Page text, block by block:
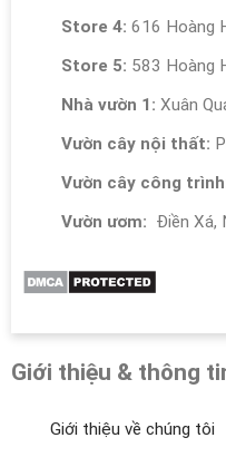
Store 4: 616 Hoàng
Store 5: 583 Hoàng
Nhà vườn 1: Xuân
Vườn cây nội thất:
Vườn cây công
Vườn ươm: Điền Xá,
Giới thiệu & thông
Giới thiệu về chúng tôi